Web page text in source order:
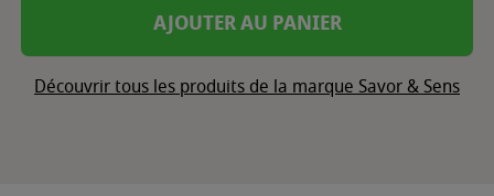
AJOUTER AU PANIER
Découvrir tous les produits de la marque Savor & Sens